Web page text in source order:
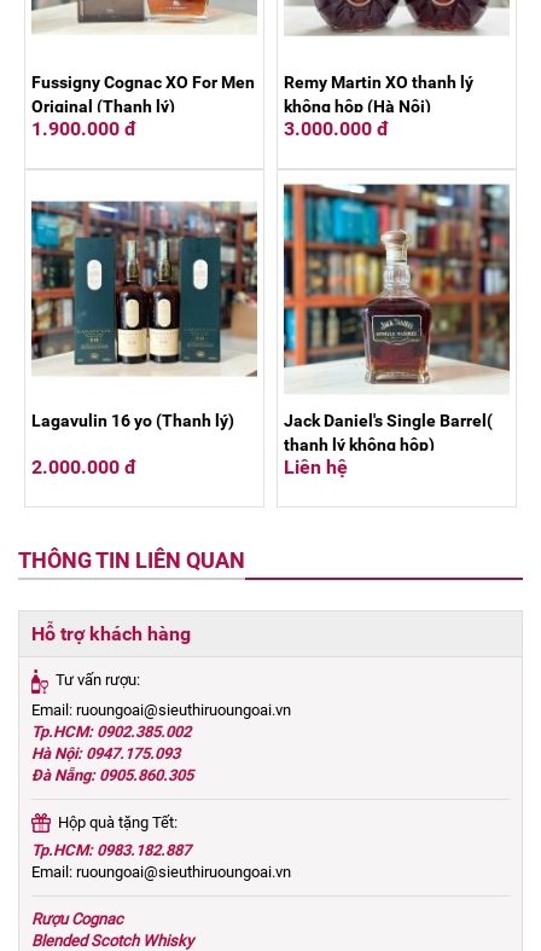
Fussigny Cognac XO For Men
Original (Thanh lý)
1.900.000 đ
Remy Martin XO thanh lý
không hộp (Hà Nội)
3.000.000 đ
Lagavulin 16 yo (Thanh lý)
2.000.000 đ
Jack Daniel's Single Barrel(
thanh lý không hộp)
Liên hệ
THÔNG TIN LIÊN QUAN
Hỗ trợ khách hàng
Tư vấn rượu:
Email: ruoungoai@sieuthiruoungoai.vn
Tp.HCM: 0902.385.002
Hà Nội: 0947.175.093
Đà Nẵng: 0905.860.305
Hộp quà tặng Tết:
Tp.HCM: 0983.182.887
Email: ruoungoai@sieuthiruoungoai.vn
Rượu Cognac
Blended Scotch Whisky